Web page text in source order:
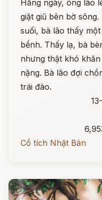
Hằng ngày, ông lão
giặt giũ bên bờ
suối, bà lão thấy
bềnh. Thấy lạ, bà
nhưng thật khó
nặng. Bà lão đợi
trái đào.
Cổ tích Nhật Bản